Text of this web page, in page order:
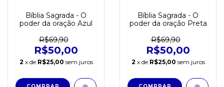
Bíblia Sagrada - O
poder da oração Azul
R$69,90
R$50,00
2 x de R$25,00 sem juros
Bíblia Sagrada - O
poder da oração Preta
R$69,90
R$50,00
2 x de R$25,00 sem juros